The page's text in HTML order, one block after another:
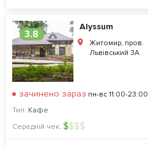
3.8
Alyssum
Житомир, пров.
Львівський 3А
зачинено зараз пн-вс 11:00-23:00
Тип: Кафе
Середній чек: $$$$